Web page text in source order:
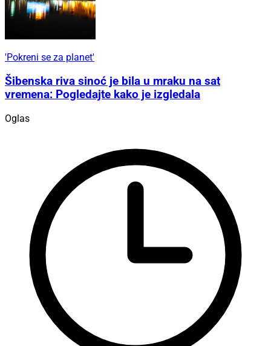
'Pokreni se za planet'
Šibenska riva sinoć je bila u mraku na sat
vremena: Pogledajte kako je izgledala
Oglas